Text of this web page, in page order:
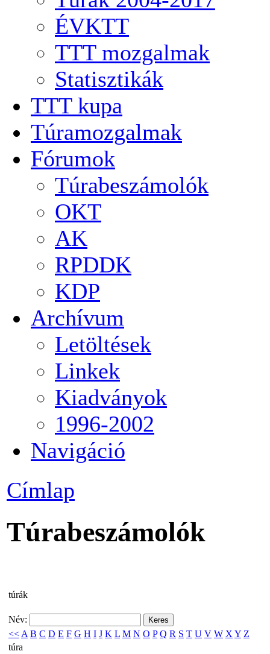
ÉVKTT
TTT mozgalmak
Statisztikák
TTT kupa
Túramozgalmak
Fórumok
Túrabeszámolók
OKT
AK
RPDDK
KDP
Archívum
Letöltések
Linkek
Kiadványok
1996-2002
Navigáció
Címlap
Túrabeszámolók
túrák
Név:
<< A B C D E F G H I J K L M N O P Q R S T U V W X Y Z
túra